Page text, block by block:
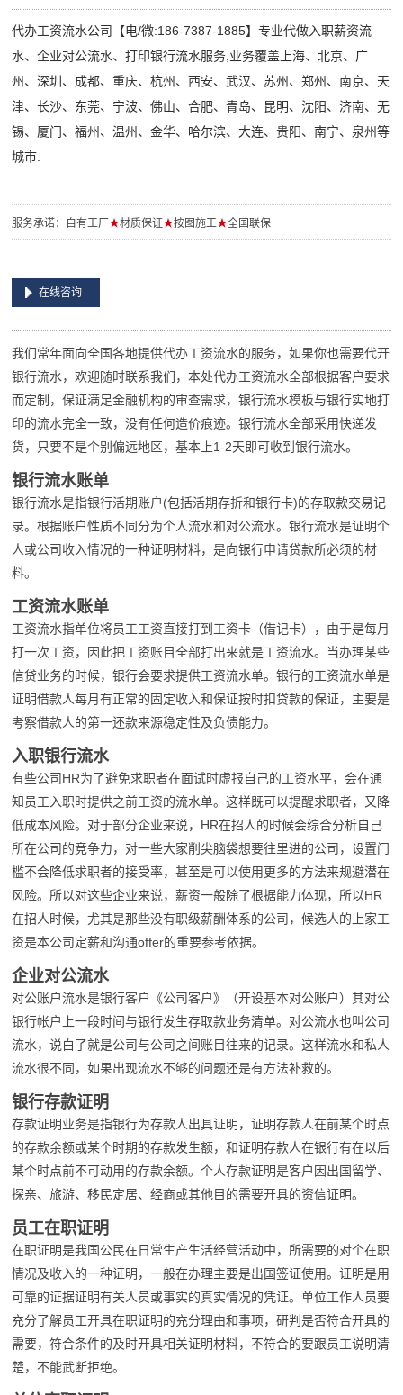
代办工资流水公司【电/微:186-7387-1885】专业代做入职薪资流
水、企业对公流水、打印银行流水服务,业务覆盖上海、北京、广
州、深圳、成都、重庆、杭州、西安、武汉、苏州、郑州、南京、天
津、长沙、东莞、宁波、佛山、合肥、青岛、昆明、沈阳、济南、无
锡、厦门、福州、温州、金华、哈尔滨、大连、贵阳、南宁、泉州等
城市.
服务承诺：自有工厂★材质保证★按图施工★全国联保
在线咨询
我们常年面向全国各地提供代办工资流水的服务，如果你也需要代开
银行流水，欢迎随时联系我们，本处代办工资流水全部根据客户要求
而定制，保证满足金融机构的审查需求，银行流水模板与银行实地打
印的流水完全一致，没有任何造价痕迹。银行流水全部采用快递发
货，只要不是个别偏远地区，基本上1-2天即可收到银行流水。
银行流水账单
银行流水是指银行活期账户(包括活期存折和银行卡)的存取款交易记
录。根据账户性质不同分为个人流水和对公流水。银行流水是证明个
人或公司收入情况的一种证明材料，是向银行申请贷款所必须的材
料。
工资流水账单
工资流水指单位将员工工资直接打到工资卡（借记卡），由于是每月
打一次工资，因此把工资账目全部打出来就是工资流水。当办理某些
信贷业务的时候，银行会要求提供工资流水单。银行的工资流水单是
证明借款人每月有正常的固定收入和保证按时扣贷款的保证，主要是
考察借款人的第一还款来源稳定性及负债能力。
入职银行流水
有些公司HR为了避免求职者在面试时虚报自己的工资水平，会在通
知员工入职时提供之前工资的流水单。这样既可以提醒求职者，又降
低成本风险。对于部分企业来说，HR在招人的时候会综合分析自己
所在公司的竞争力，对一些大家削尖脑袋想要往里进的公司，设置门
槛不会降低求职者的接受率，甚至是可以使用更多的方法来规避潜在
风险。所以对这些企业来说，薪资一般除了根据能力体现，所以HR
在招人时候，尤其是那些没有职级薪酬体系的公司，候选人的上家工
资是本公司定薪和沟通offer的重要参考依据。
企业对公流水
对公账户流水是银行客户《公司客户》（开设基本对公账户）其对公
银行帐户上一段时间与银行发生存取款业务清单。对公流水也叫公司
流水，说白了就是公司与公司之间账目往来的记录。这样流水和私人
流水很不同，如果出现流水不够的问题还是有方法补救的。
银行存款证明
存款证明业务是指银行为存款人出具证明，证明存款人在前某个时点
的存款余额或某个时期的存款发生额，和证明存款人在银行有在以后
某个时点前不可动用的存款余额。个人存款证明是客户因出国留学、
探亲、旅游、移民定居、经商或其他目的需要开具的资信证明。
员工在职证明
在职证明是我国公民在日常生产生活经营活动中，所需要的对个在职
情况及收入的一种证明，一般在办理主要是出国签证使用。证明是用
可靠的证据证明有关人员或事实的真实情况的凭证。单位工作人员要
充分了解员工开具在职证明的充分理由和事项，研判是否符合开具的
需要，符合条件的及时开具相关证明材料，不符合的要跟员工说明清
楚，不能武断拒绝。